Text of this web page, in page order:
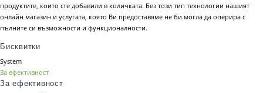
продуктите, които сте добавили в количката. Без този тип технологии нашият
онлайн магазин и услугата, която Ви предоставяме не би могла да оперира с
пълните си възможности и функционалности.
Бисквитки
System
За ефективност
За ефективност